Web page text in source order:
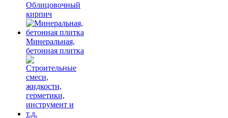
Облицовочный
кирпич
Минеральная,
бетонная плитка